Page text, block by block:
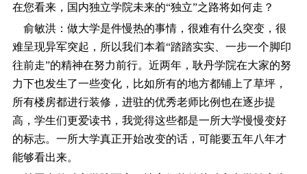
在您看来，国内独立学院未来的“独立”之路将如何走？
俞敏洪：做大学是件慢热的事情，很难有什么突变，很
难呈现异军突起，所以我们本着“踏踏实实、一步一个脚印
往前走”的精神在努力前行。近两年，耿丹学院在大家的努
力下也发生了一些变化，比如所有的地方都铺上了草坪，
所有楼房都进行装修，进驻的优秀老师比例也在逐步提
高，学生们更爱读书，我觉得这些都是一所大学慢慢变好
的标志。一所大学真正开始改变的话，可能要五年八年才
能够看出来。